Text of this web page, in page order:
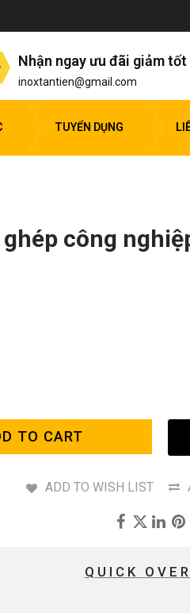
Nhận ngay ưu đãi giảm
inoxtantien@gmail.com
TUYỂN DỤNG
ghép công
TO CART
ADD TO WISH LIST
QUICK